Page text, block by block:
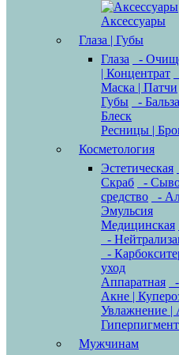
Аксессуары
Глаза | Губы
Глаза
-
| Концентрат
Маска | Патчи
Губы
-
Блеск
Ресницы |
Косметология
Эстетическая
Скраб
-
средство
-
Эмульсия
Медицинская
-
-
уход
Аппаратная
Акне |
Увлажнение |
Мужчинам